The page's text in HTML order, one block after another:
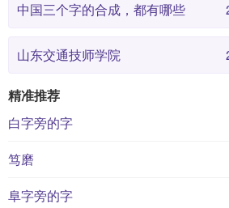
中国三个字的合成，都有哪些
山东交通技师学院
精准推荐
白字旁的字
笃磨
阜字旁的字